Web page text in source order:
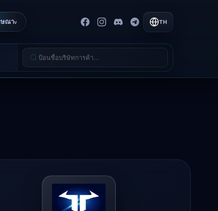
ณาv TH